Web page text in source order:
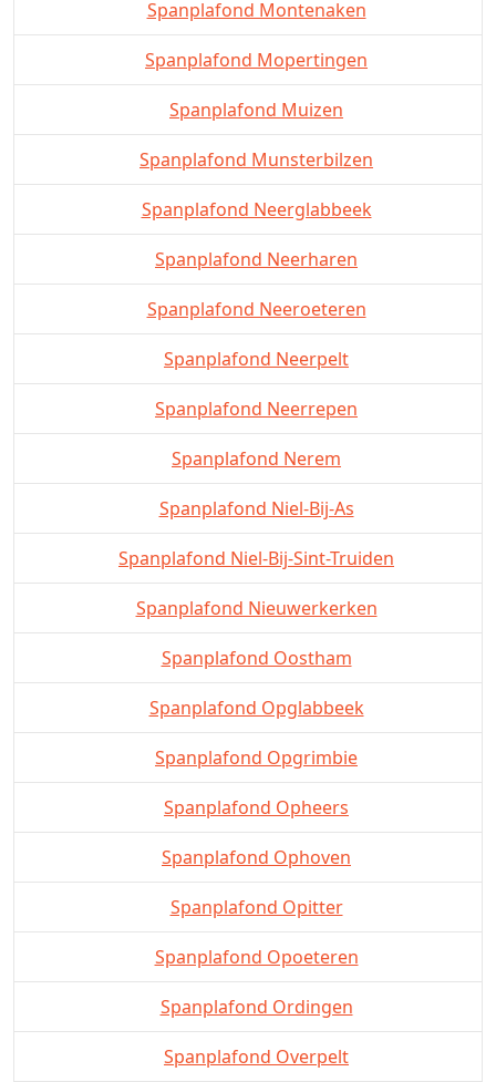
Spanplafond Montenaken
Spanplafond Mopertingen
Spanplafond Muizen
Spanplafond Munsterbilzen
Spanplafond Neerglabbeek
Spanplafond Neerharen
Spanplafond Neeroeteren
Spanplafond Neerpelt
Spanplafond Neerrepen
Spanplafond Nerem
Spanplafond Niel-Bij-As
Spanplafond Niel-Bij-Sint-Truiden
Spanplafond Nieuwerkerken
Spanplafond Oostham
Spanplafond Opglabbeek
Spanplafond Opgrimbie
Spanplafond Opheers
Spanplafond Ophoven
Spanplafond Opitter
Spanplafond Opoeteren
Spanplafond Ordingen
Spanplafond Overpelt